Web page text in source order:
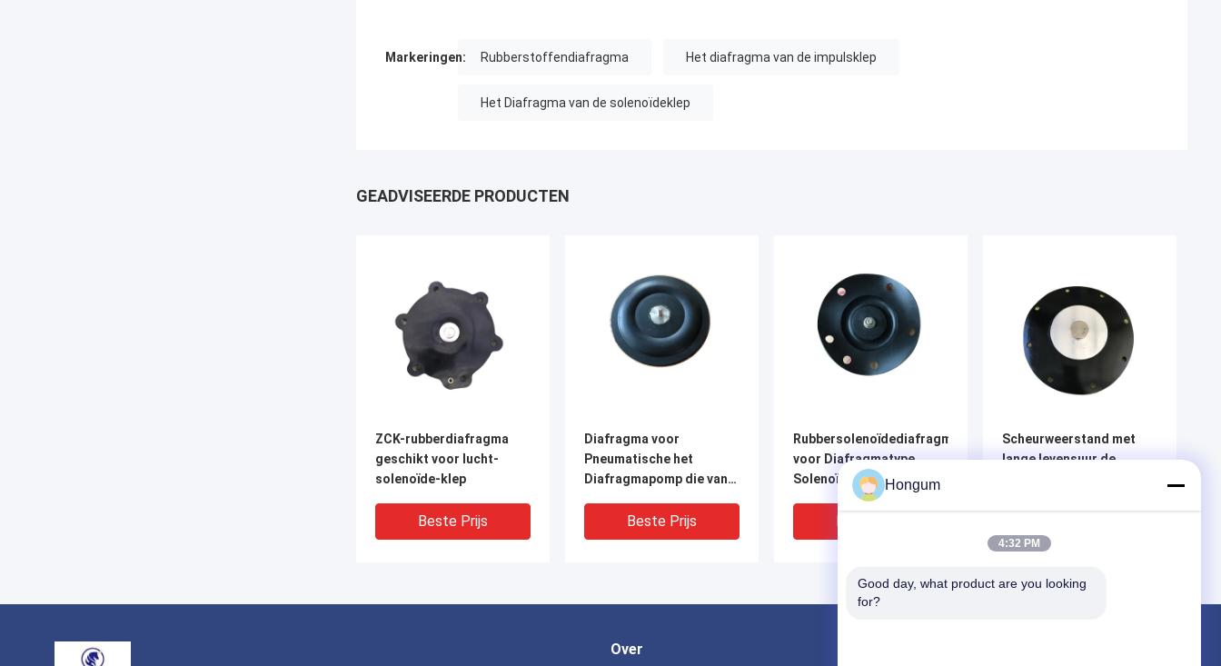
Markeringen: Rubberstoffendiafragma Het diafragma van de impulsklep
Het Diafragma van de solenoïdeklep
GEADVISEERDE PRODUCTEN
ZCK-rubberdiafragma
geschikt voor lucht-
solenoïde-klep
Beste Prijs
Diafragma voor
Pneumatische het
Diafragmapomp die van
Beste Prijs
Rubbersolenoïdediafragma
voor Diafragmatype
Solenoïdekleppen
Beste Prijs
Scheurweerstand met
lange levensuur de
Elektrische centralestof
Over
Hongum
4:32 PM
Good day, what product are you looking
for?